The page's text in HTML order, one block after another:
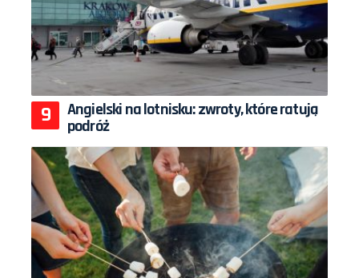
Angielski na lotnisku: zwroty, które ratują
podróż